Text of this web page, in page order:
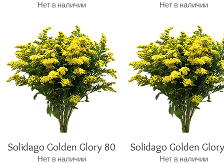
Нет в наличии Нет в наличии
Быстрый просмотр
Solidago Golden Glory 80
Нет в наличии
Быстрый просмотр
Solidago Golden
Нет в наличии